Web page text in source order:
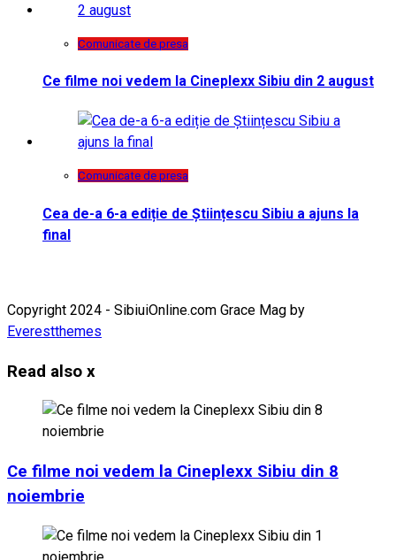
Comunicate de presa
Ce filme noi vedem la Cineplexx Sibiu din 2 august
Comunicate de presa
Cea de-a 6-a ediție de Științescu Sibiu a ajuns la
final
Copyright 2024 - SibiuiOnline.com Grace Mag by
Everestthemes
Read also x
Ce filme noi vedem la Cineplexx Sibiu din 8
noiembrie